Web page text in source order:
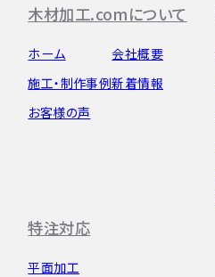
木材加工.comについて
ホーム
施工・制作事例
お客様の声
会社概要
新着情報
特注対応
平面加工